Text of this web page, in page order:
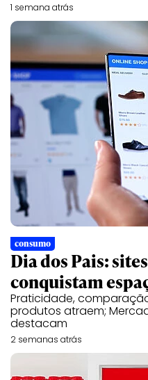
1 semana atrás
consumo
Dia dos Pais:
conquistam
Praticidade,
produtos atraem;
destacam
2 semanas atrás